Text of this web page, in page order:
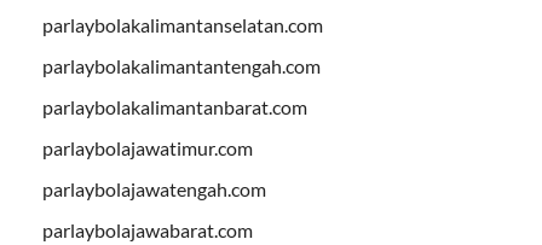
parlaybolakalimantanselatan.com
parlaybolakalimantantengah.com
parlaybolakalimantanbarat.com
parlaybolajawatimur.com
parlaybolajawatengah.com
parlaybolajawabarat.com